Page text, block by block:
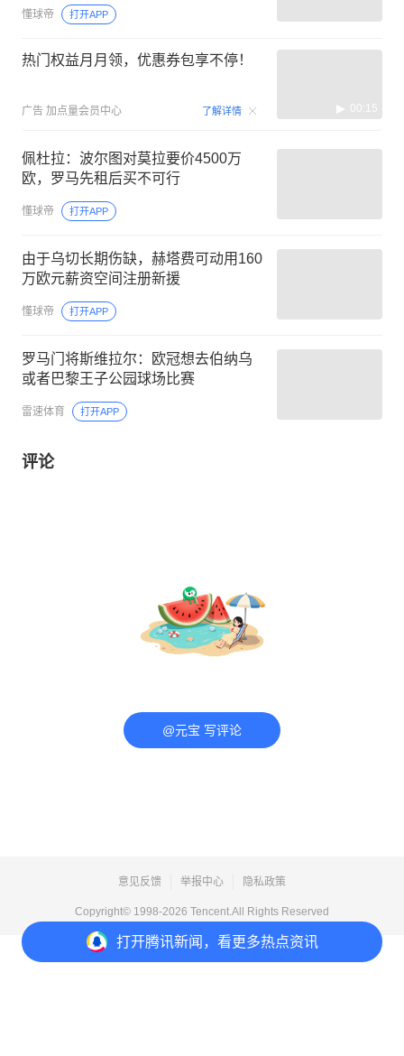
打开腾讯新闻，看更多热点资讯
懂球帝 打开APP
热门权益月月领，优惠券包享不停！
广告 加点量会员中心 了解详情 00:15
佩杜拉：波尔图对莫拉要价4500万
欧，罗马先租后买不可行
懂球帝 打开APP
由于乌切长期伤缺，赫塔费可动用160
万欧元薪资空间注册新援
懂球帝 打开APP
罗马门将斯维拉尔：欧冠想去伯纳乌
或者巴黎王子公园球场比赛
雷速体育 打开APP
评论
@元宝 写评论
意见反馈 举报中心 隐私政策
Copyright© 1998-2026 Tencent.All Rights Reserved